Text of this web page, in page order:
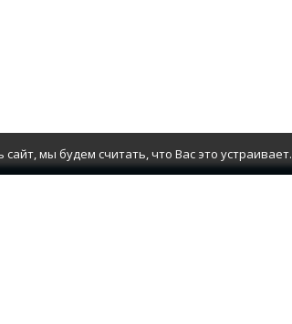
мы будем считать, что Вас это устраивает.